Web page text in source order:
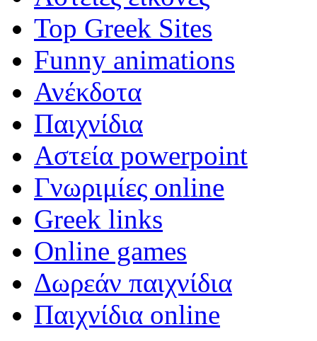
Top Greek Sites
Funny animations
Ανέκδοτα
Παιχνίδια
Αστεία powerpoint
Γνωριμίες online
Greek links
Online games
Δωρεάν παιχνίδια
Παιχνίδια online